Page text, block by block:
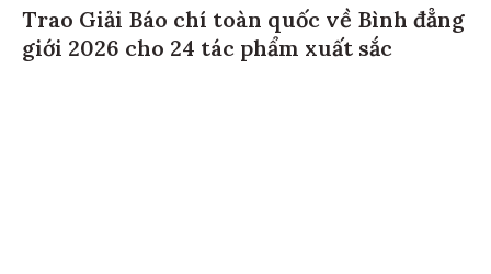
Trao Giải Báo chí toàn quốc về Bình đẳng
giới 2026 cho 24 tác phẩm xuất sắc